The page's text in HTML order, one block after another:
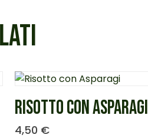
RISOTTO CON ASPARAGI
4,50 €